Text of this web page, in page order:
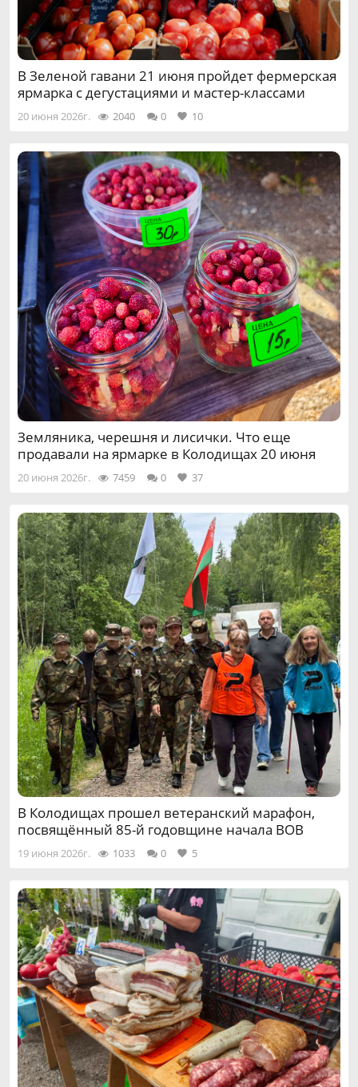
В Зеленой гавани 21 июня пройдет фермерская
ярмарка с дегустациями и мастер-классами
20 июня 2026г. 2040 0 10
Земляника, черешня и лисички. Что еще
продавали на ярмарке в Колодищах 20 июня
20 июня 2026г. 7459 0 37
В Колодищах прошел ветеранский марафон,
посвящённый 85-й годовщине начала ВОВ
19 июня 2026г. 1033 0 5